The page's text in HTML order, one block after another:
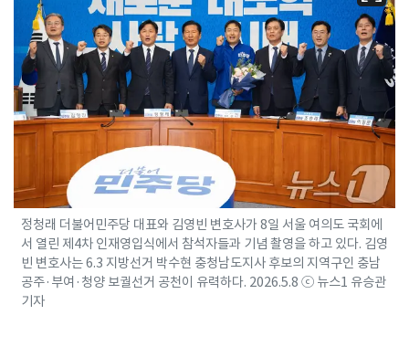
정청래 더불어민주당 대표와 김영빈 변호사가 8일 서울 여의도 국회에
서 열린 제4차 인재영입식에서 참석자들과 기념 촬영을 하고 있다. 김영
빈 변호사는 6.3 지방선거 박수현 충청남도지사 후보의 지역구인 충남
공주·부여·청양 보궐선거 공천이 유력하다. 2026.5.8 ⓒ 뉴스1 유승관
기자